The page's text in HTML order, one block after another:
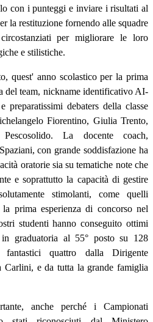
con i punteggi e inviare i risultati al
la restituzione fornendo alle squadre
per migliorare le loro
e stilistiche.
quest' anno scolastico per la prima
del team, nickname identificativo AI-
preparatissimi debaters della classe
Fiorentino, Giulia Trento,
La docente coach,
con grande soddisfazione ha
oratorie sia su tematiche note che
e soprattutto la capacità di gestire
stimolanti, come quelli
prima esperienza di concorso nel
studenti hanno conseguito ottimi
graduatoria al 55° posto su 128
fantastici quattro dalla Dirigente
Carlini, e da tutta la grande famiglia
anche perché i Campionati